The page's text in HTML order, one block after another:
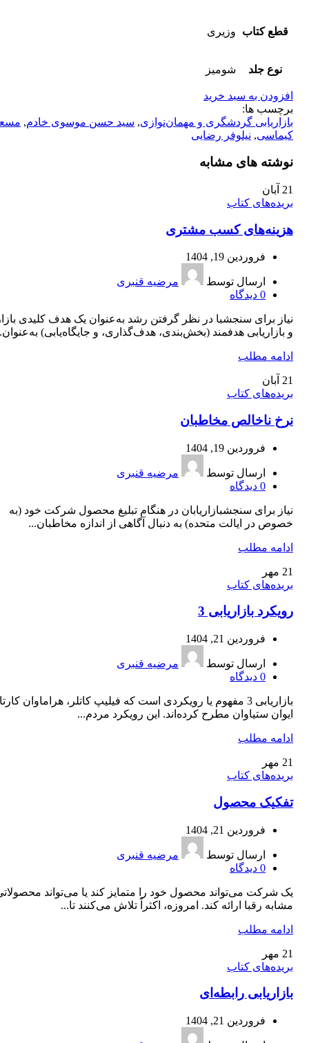
قطع کتاب وزیری
نوع جلد شومیز
افزودن به سبد خرید
برچسب ها:
بازاریابی گردشگری و مهمان‌نوازی, سید حسن موسوی خادم,
کیماسی, نیلوفر رضایی
نوشته های مشابه
21 آبان
بریده‌های کتاب
هزینه‌های کسب مشتری
فروردین 19, 1404
ارسال توسط
مرضیه قنبری
0 دیدگاه
نیاز برای سنجشبا در نظر گرفتن رشد به‌عنوان یک هدف کلیدی
و بازاریابی هدفمند (بخش‌بندی، هدف‌گذاری، و جایگاه‌یابی)
ادامه مطلب
21 آبان
بریده‌های کتاب
نرخ ناخالص مخاطبان
فروردین 19, 1404
ارسال توسط
مرضیه قنبری
0 دیدگاه
نیاز برای سنجشبازاریابان در هنگام تبلیغ محصول شرکت خود (به
خصوص در ایالت متحده) به دنبال آگاهی از اندازه مخاطبان...
ادامه مطلب
21 مهر
بریده‌های کتاب
رویکرد بازاریابی 3
فروردین 21, 1404
ارسال توسط
مرضیه قنبری
0 دیدگاه
بازاریابی 3 مفهوم یا رویکردی است که فیلیپ کاتلر، هراماوان
ایوان ستیاوان مطرح کرده‌اند. این رویکرد مردم...
ادامه مطلب
21 مهر
بریده‌های کتاب
تفکیک محصول
فروردین 21, 1404
ارسال توسط
مرضیه قنبری
0 دیدگاه
یک شرکت می‌تواند محصول خود را متمایز کند یا می‌تواند
مشابه رقبا ارائه کند. امروزه، اکثراً تلاش می‌کنند تا...
ادامه مطلب
21 مهر
بریده‌های کتاب
بازاریابی رابطه‌ای
فروردین 21, 1404